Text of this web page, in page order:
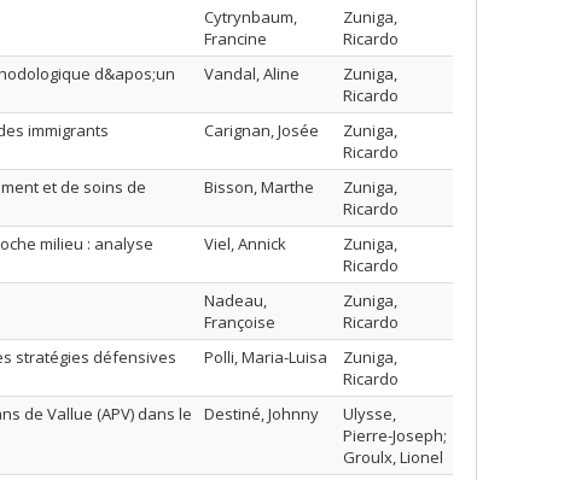
Cytrynbaum,
Francine
Zuniga,
Ricardo
d&apos;un
Vandal, Aline
Zuniga,
Ricardo
immigrants Carignan, Josée
Zuniga,
Ricardo
et de soins de
Bisson, Marthe
Zuniga,
Ricardo
milieu : analyse
Viel, Annick
Zuniga,
Ricardo
Nadeau,
Françoise
Zuniga,
Ricardo
stratégies défensives
Polli, Maria-Luisa
Zuniga,
Ricardo
de Vallue (APV) dans le
Destiné, Johnny
Ulysse,
Pierre-Joseph;
Groulx, Lionel